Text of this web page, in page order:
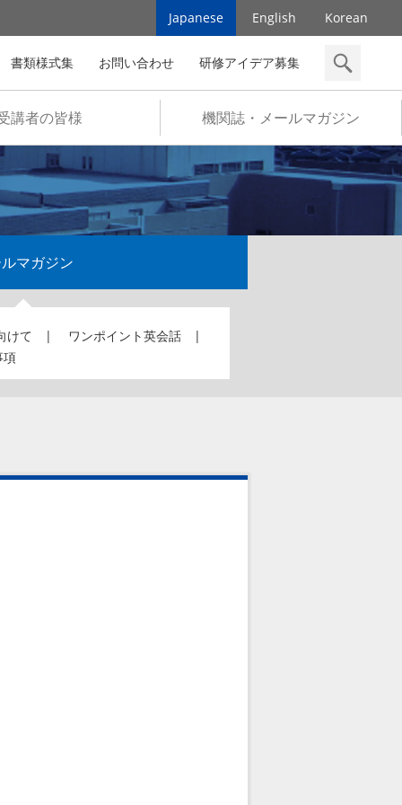
Japanese English Korean
講者の皆様 機関誌・メールマガジン
書類様式集 お問い合わせ 研修アイデア募集
マガジン
けて
ワンポイント英会話
項